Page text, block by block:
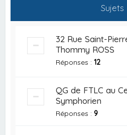
Sujets
32 Rue Saint-
Thommy ROSS
Réponses :12
QG de FTLC au
Symphorien
Réponses :9